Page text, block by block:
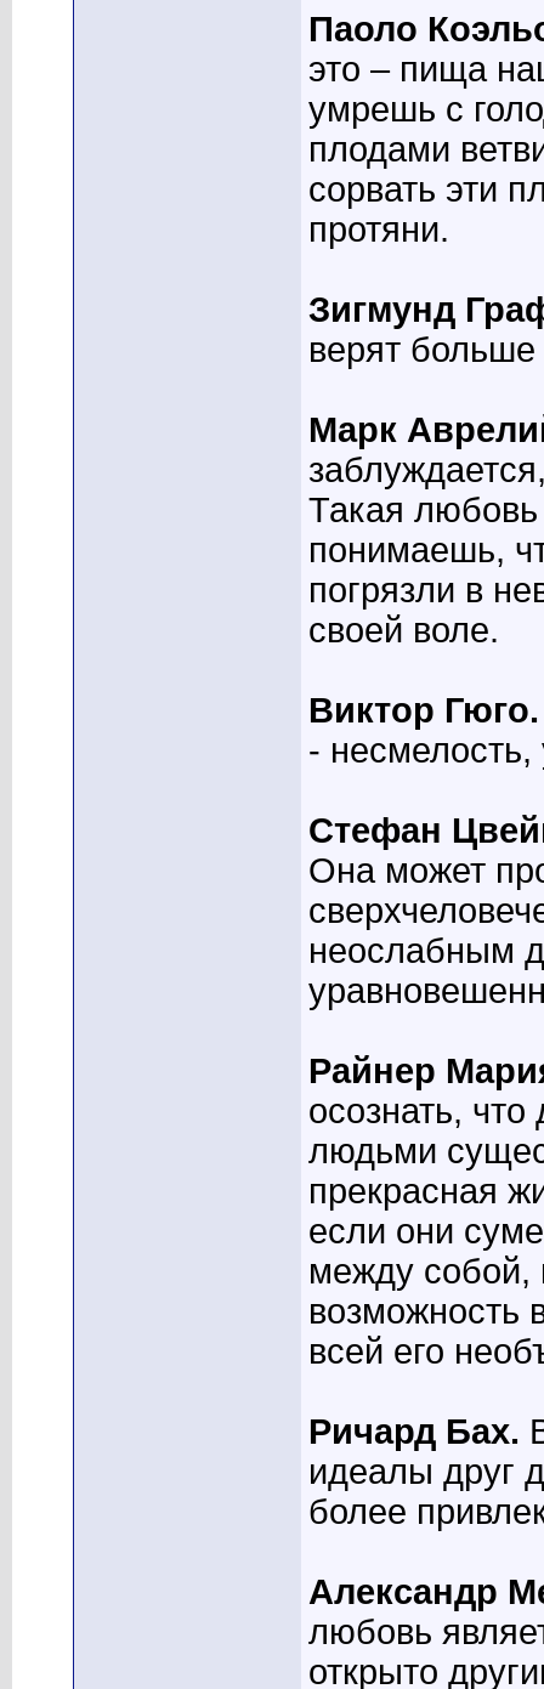
Паоло
это – пища
умрешь с
плодами
сорвать эти
протяни.
Зигмунд
верят больше
Марк
Такая любовь
понимаешь,
погрязли в
своей воле.
Виктор Гюго.
-
Стефан
Она может
неослабным
Райнер
осознать,
людьми
прекрасная
если они
между собой,
возможность
всей его
Ричард Бах.
идеалы друг
более
Александр
любовь
открыто